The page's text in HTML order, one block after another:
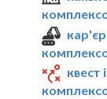
квест